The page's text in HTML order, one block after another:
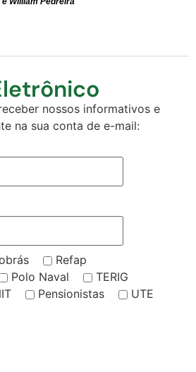
nossos informativos e
na sua conta de e-mail:
Refap
Polo Naval
TERIG
Pensionistas
UTE